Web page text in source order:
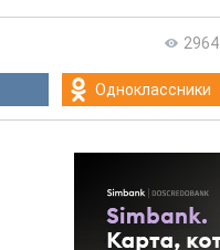
2964
Одноклассники